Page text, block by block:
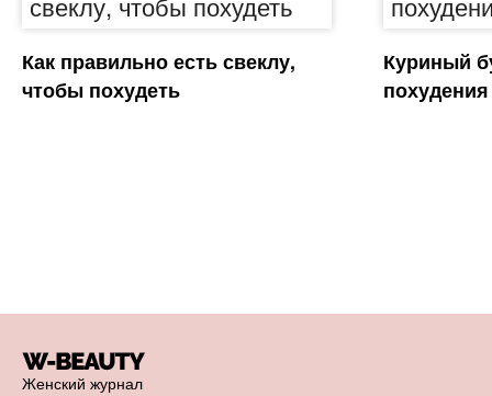
Как правильно есть свеклу,
чтобы похудеть
Куриный
похудения
Женский журнал